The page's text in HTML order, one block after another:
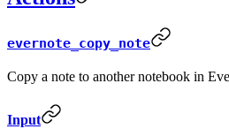
evernote_copy_note
Copy a note to another notebook in
Input